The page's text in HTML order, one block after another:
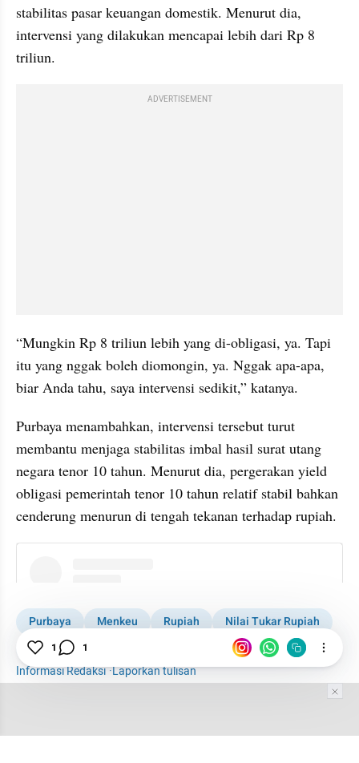
stabilitas pasar keuangan domestik. Menurut dia,
intervensi yang dilakukan mencapai lebih dari Rp 8
triliun.
ADVERTISEMENT
“Mungkin Rp 8 triliun lebih yang di-obligasi, ya. Tapi
itu yang nggak boleh diomongin, ya. Nggak apa-apa,
biar Anda tahu, saya intervensi sedikit,” katanya.
Purbaya menambahkan, intervensi tersebut turut
membantu menjaga stabilitas imbal hasil surat utang
negara tenor 10 tahun. Menurut dia, pergerakan yield
obligasi pemerintah tenor 10 tahun relatif stabil bahkan
cenderung menurun di tengah tekanan terhadap rupiah.
Purbaya Menkeu Rupiah
Nilai Tukar Rupiah
Dolar AS
Rupiah Anjlok
Informasi Redaksi·Laporkan tulisan
1 1